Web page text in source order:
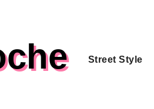
Street Style